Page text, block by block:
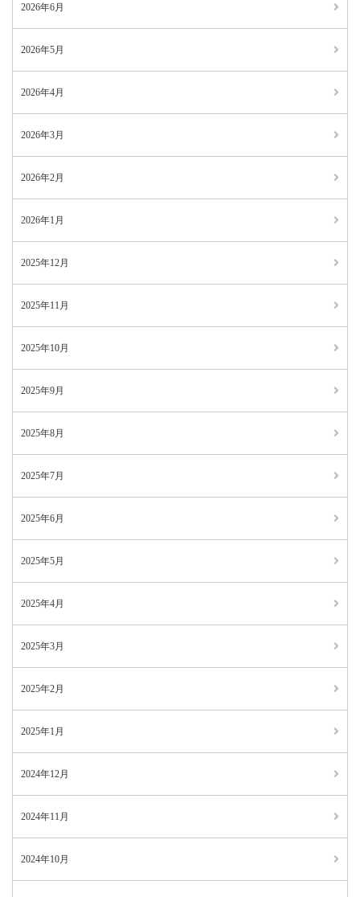
2026年6月
2026年5月
2026年4月
2026年3月
2026年2月
2026年1月
2025年12月
2025年11月
2025年10月
2025年9月
2025年8月
2025年7月
2025年6月
2025年5月
2025年4月
2025年3月
2025年2月
2025年1月
2024年12月
2024年11月
2024年10月